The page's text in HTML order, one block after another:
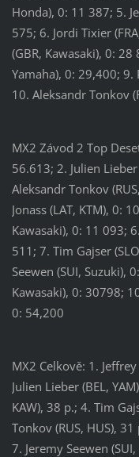
Honda), 0: 11 387; 5.
575; 6. Jordi Tixier
(GBR, Kawasaki), 0:
Yamaha), 0: 29,400; 9.
10. Aleksandr Tonkov
MX2 Závod 2 Top
56.613; 2. Julien
Aleksandr Tonkov
Jonass (LAT, KTM), 0:
Kawasaki), 0: 11 093;
511; 7. Tim Gajser
Seewen (SUI, Suzuki),
Kawasaki), 0: 30798;
0: 54,200
MX2 Celkově: 1.
Julien Lieber (BEL,
KAW), 38 p.; 4. Tim
Tonkov (RUS, HUS), 31
7. Jeremy Seewen